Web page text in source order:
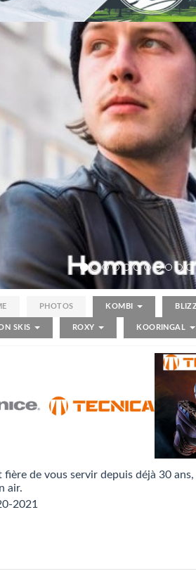
PHOTOS KOMBI
SKIS ROXY KOORINGAL
fière de vous servir depuis déjà 30
air.
2021